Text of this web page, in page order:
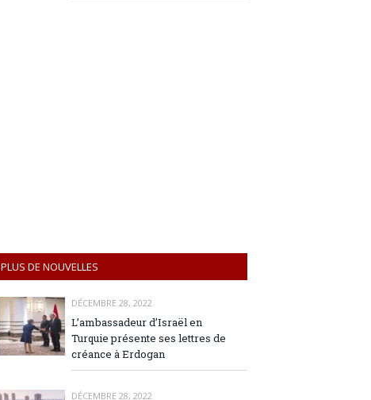
PLUS DE NOUVELLES
DÉCEMBRE 28, 2022
L’ambassadeur d’Israël en
Turquie présente ses lettres de
créance à Erdogan
DÉCEMBRE 28, 2022